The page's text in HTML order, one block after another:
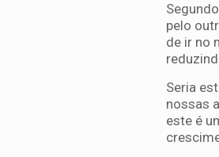
pelo
de ir no
Seria
nossas
este é